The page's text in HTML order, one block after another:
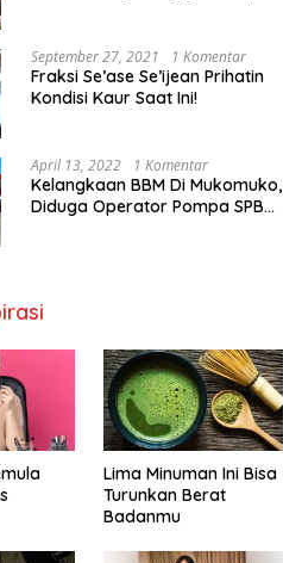
Segera Bertindak
September 27, 2021 1 Komentar
Fraksi Se’ase Se’ijean Prihatin
Kondisi Kaur Saat Ini!
April 13, 2022 1 Komentar
Kelangkaan BBM Di Mukomuko,
Diduga Operator Pompa SPBU
Lima Minuman Ini Bisa
Turunkan Berat
Badanmu